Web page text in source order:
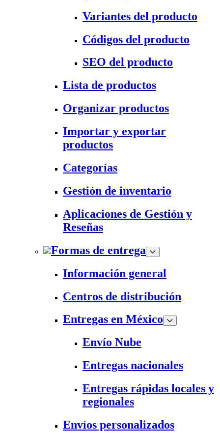
Variantes del producto
Códigos del producto
SEO del producto
Lista de productos
Organizar productos
Importar y exportar
productos
Categorías
Gestión de inventario
Aplicaciones de Gestión y
Reseñas
Formas de entrega
Información general
Centros de distribución
Entregas en México
Envío Nube
Entregas nacionales
Entregas rápidas locales y
regionales
Envíos personalizados